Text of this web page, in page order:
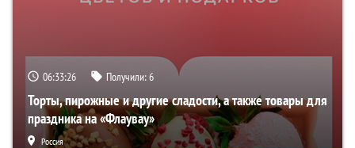
06:33:26 Получили:6
Торты, пирожные и другие сладости, а также товары для
праздника на «Флаувау»
Россия